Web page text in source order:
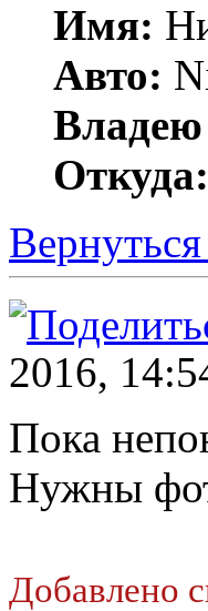
Имя:
Авто:
Владею
Откуда:
2016,
Пока
Нужны
Добавлено